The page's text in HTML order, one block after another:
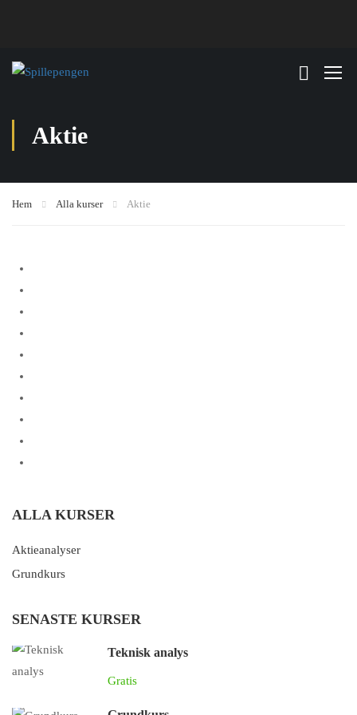
Aktie
Hem Alla kurser Aktie
ALLA KURSER
Aktieanalyser
Grundkurs
SENASTE KURSER
Teknisk analys
Gratis